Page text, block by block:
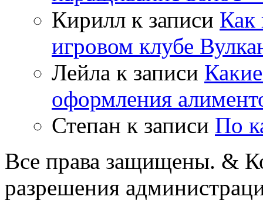
Кирилл к записи Как
игровом клубе
Лейла к записи
оформления
Степан к записи По
Все права защищены. &
разрешения